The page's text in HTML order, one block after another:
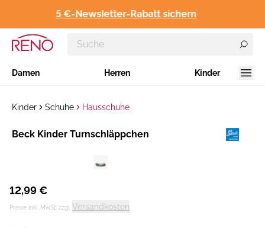
5 €-Newsletter-Rabatt sichern
Damen Herren Kinder
Kinder Schuhe Hausschuhe
Hersteller:
​Beck Kinder Turnschläppchen
12,99 €
Preise inkl. MwSt. zzgl. Versandkosten